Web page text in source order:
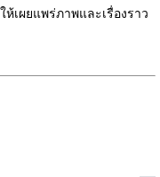
ผยแพร่ภาพและเรื่องราว